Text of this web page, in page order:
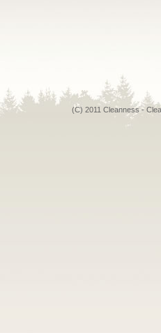
(C) 2011 Cleanness -